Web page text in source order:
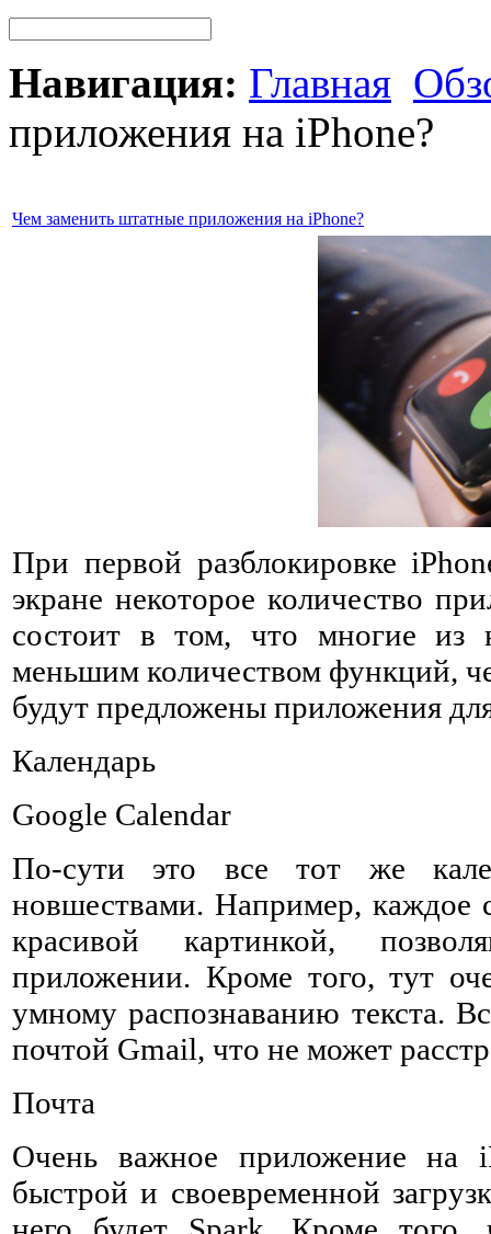
Навигация: Главная
приложения на iPhone?
Чем заменить штатные приложения на iPhone?
При первой разблокировке
экране некоторое количество
состоит в том, что многие из
меньшим количеством функций,
будут предложены приложения
Календарь
Google Calendar
По-сути это все тот же
новшествами. Например, каждое
красивой картинкой,
приложении. Кроме того, тут
умному распознаванию текста.
почтой Gmail, что не может
Почта
Очень важное приложение на
быстрой и своевременной